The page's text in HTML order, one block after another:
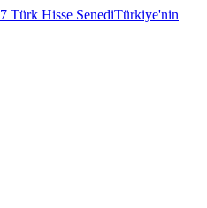
Türk Hisse SenediTürkiye'nin